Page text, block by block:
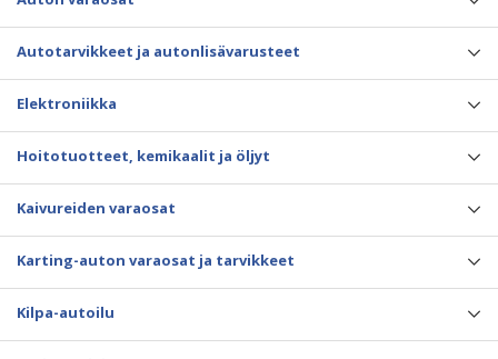
Autotarvikkeet ja autonlisävarusteet
Elektroniikka
Hoitotuotteet, kemikaalit ja öljyt
Kaivureiden varaosat
Karting-auton varaosat ja tarvikkeet
Kilpa-autoilu